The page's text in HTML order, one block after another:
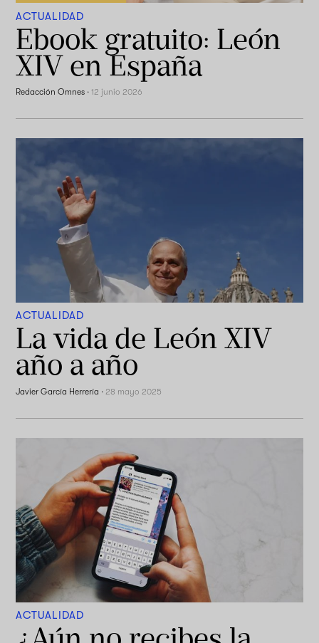
ACTUALIDAD
Ebook gratuito: León
XIV en España
Redacción Omnes ·12 junio 2026
ACTUALIDAD
La vida de León XIV
año a año
Javier García Herrería ·28 mayo 2025
ACTUALIDAD